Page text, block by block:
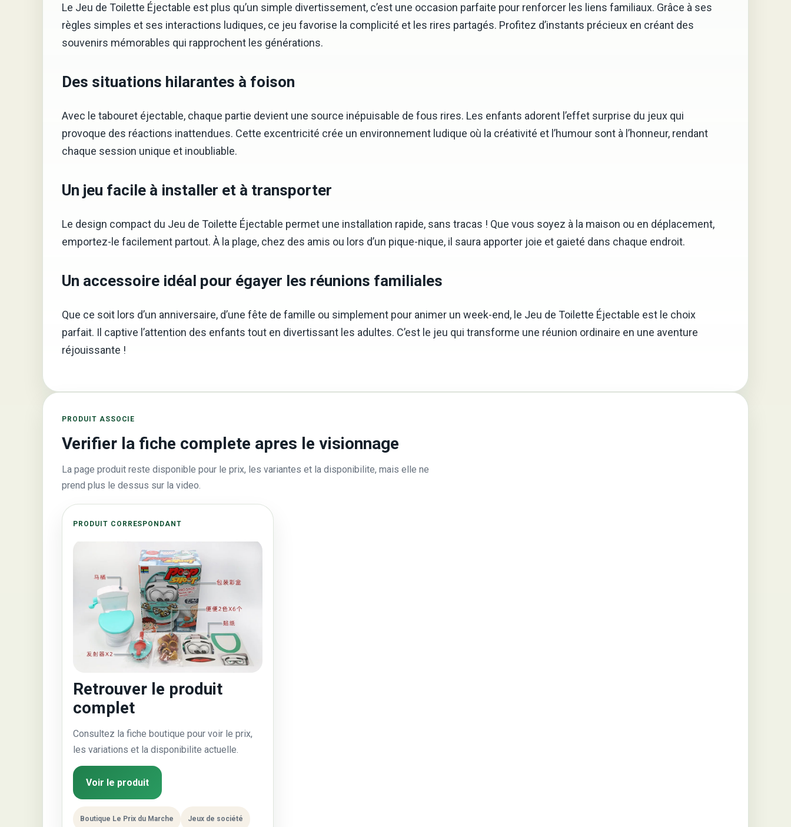
Le Jeu de Toilette Éjectable est plus qu’un simple divertissement, c’est une occasion parfaite pour renforcer les liens familiaux. Grâce à ses
règles simples et ses interactions ludiques, ce jeu favorise la complicité et les rires partagés. Profitez d’instants précieux en créant des
souvenirs mémorables qui rapprochent les générations.
Des situations hilarantes à foison
Avec le tabouret éjectable, chaque partie devient une source inépuisable de fous rires. Les enfants adorent l’effet surprise du jeux qui
provoque des réactions inattendues. Cette excentricité crée un environnement ludique où la créativité et l’humour sont à l’honneur, rendant
chaque session unique et inoubliable.
Un jeu facile à installer et à transporter
Le design compact du Jeu de Toilette Éjectable permet une installation rapide, sans tracas ! Que vous soyez à la maison ou en déplacement,
emportez-le facilement partout. À la plage, chez des amis ou lors d’un pique-nique, il saura apporter joie et gaieté dans chaque endroit.
Un accessoire idéal pour égayer les réunions familiales
Que ce soit lors d’un anniversaire, d’une fête de famille ou simplement pour animer un week-end, le Jeu de Toilette Éjectable est le choix
parfait. Il captive l’attention des enfants tout en divertissant les adultes. C’est le jeu qui transforme une réunion ordinaire en une aventure
réjouissante !
PRODUIT ASSOCIE
Verifier la fiche complete apres le visionnage
La page produit reste disponible pour le prix, les variantes et la disponibilite, mais elle ne
prend plus le dessus sur la video.
PRODUIT CORRESPONDANT
Retrouver le produit
complet
Consultez la fiche boutique pour voir le prix,
les variations et la disponibilite actuelle.
Voir le produit
Boutique Le Prix du Marche Jeux de société